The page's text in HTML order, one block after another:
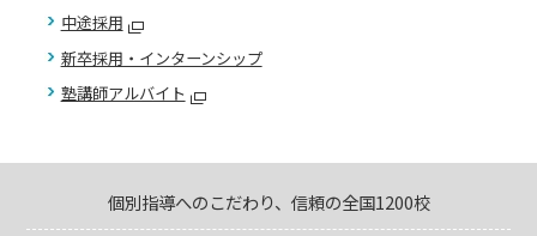
中途採用
新卒採用・インターンシップ
塾講師アルバイト
個別指導へのこだわり、信頼の全国1200校